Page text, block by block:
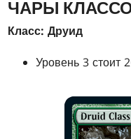
ЧАРЫ
Класс: Друид
Уровень 3 стоит